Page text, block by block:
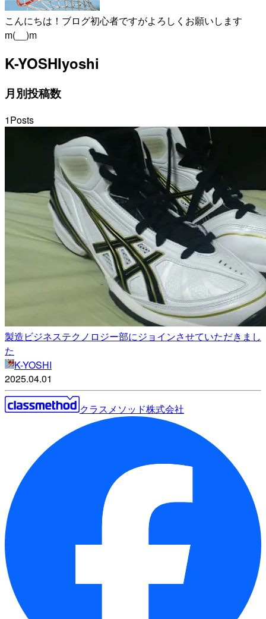
こんにちは！ブログ初心者ですがよろしくお願いします
m(__)m
K-YOSHIyoshi
月別投稿数
1Posts
製造ビジネステクノロジー部にジョインさせていただきまし
た
K-YOSHI
2025.04.01
クラスメソッド株式会社